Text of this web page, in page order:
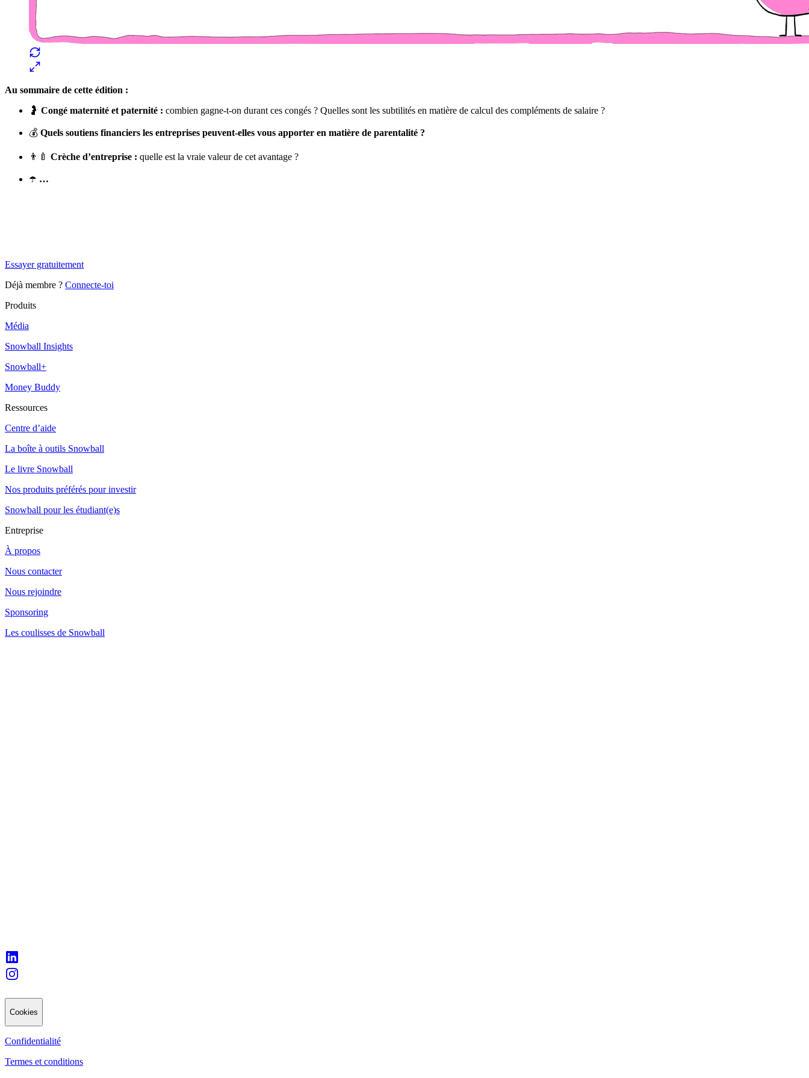
Au sommaire de cette édition :
🤰 Congé maternité et paternité : combien gagne-t-on durant ces congés ? Quelles sont les subtilités en matière de calcul des compléments de salaire ?
💰 Quels soutiens financiers les entreprises peuvent-elles vous apporter en matière de parentalité ?
👨‍🍼 Crèche d’entreprise : quelle est la vraie valeur de cet avantage ?
☂️ …
Essayer gratuitement
Déjà membre ? Connecte-toi
Produits
Média
Snowball Insights
Snowball+
Money Buddy
Ressources
Centre d’aide
La boîte à outils Snowball
Le livre Snowball
Nos produits préférés pour investir
Snowball pour les étudiant(e)s
Entreprise
À propos
Nous contacter
Nous rejoindre
Sponsoring
Les coulisses de Snowball
Cookies
Confidentialité
Termes et conditions